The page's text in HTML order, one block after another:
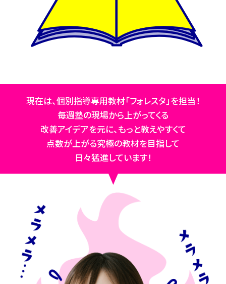
現在は、個別指導専用教材「フォレスタ」を担当！
毎週塾の現場から上がってくる
改善アイデアを元に、もっと教えやすくて
点数が上がる究極の教材を目指して
日々猛進しています！